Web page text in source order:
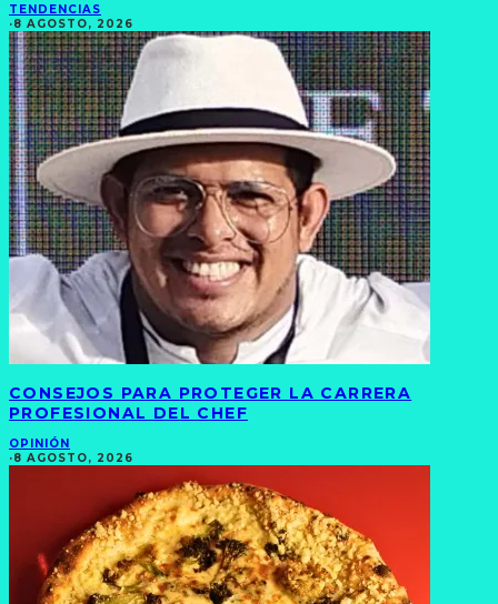
TENDENCIAS
·8 AGOSTO, 2026
CONSEJOS PARA PROTEGER LA CARRERA
PROFESIONAL DEL CHEF
OPINIÓN
·8 AGOSTO, 2026